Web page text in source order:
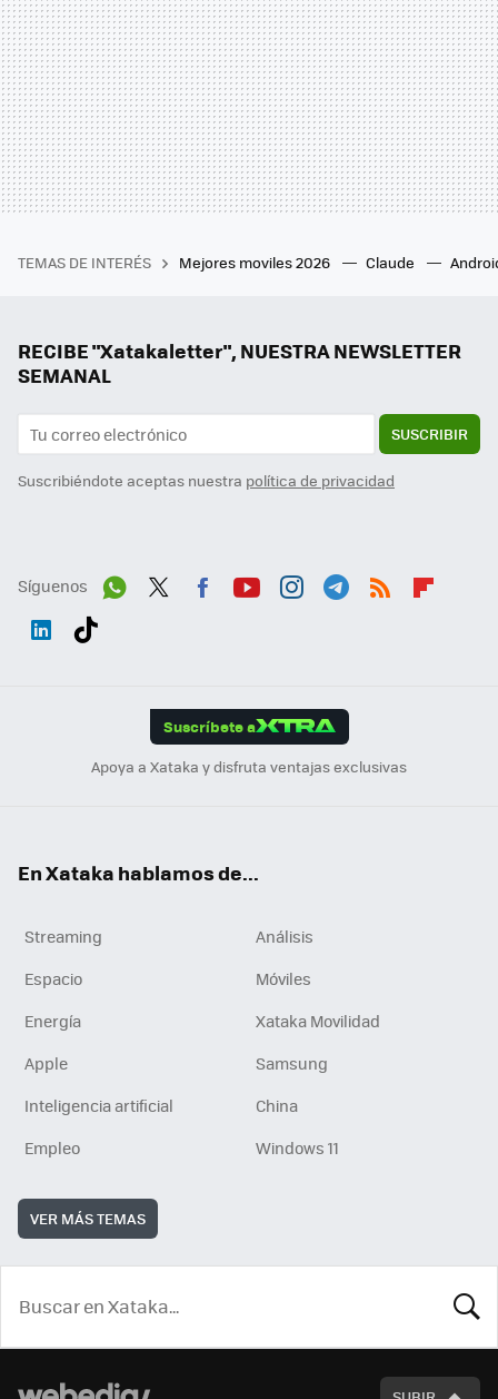
TEMAS DE INTERÉS Mejores moviles 2026 Claude
RECIBE "Xatakaletter", NUESTRA NEWSLETTER
SEMANAL
SUSCRIBIR
Suscribiéndote aceptas nuestra política de privacidad
Síguenos
Suscríbete a
Apoya a Xataka y disfruta ventajas exclusivas
En Xataka hablamos de...
Streaming
Análisis
Espacio
Móviles
Energía
Xataka Movilidad
Apple
Samsung
Inteligencia artificial
China
Empleo
Windows 11
VER MÁS TEMAS